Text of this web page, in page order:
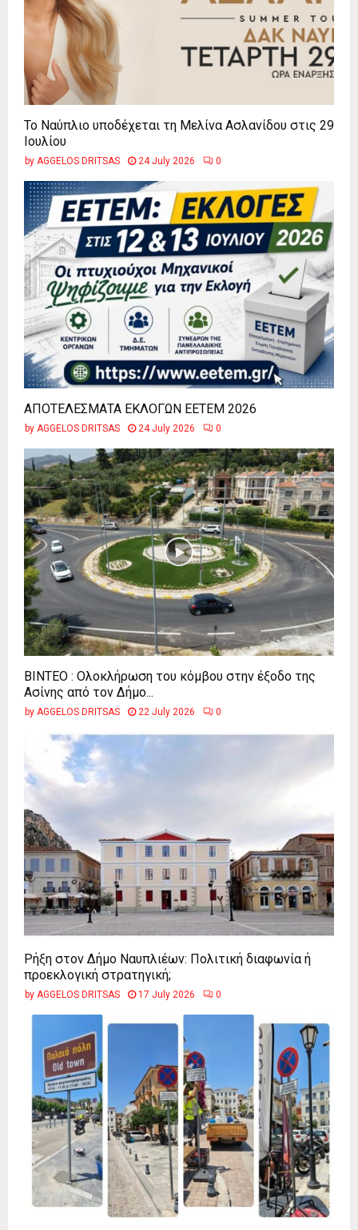
Το Ναύπλιο υποδέχεται τη Μελίνα Ασλανίδου στις 29
Ιουλίου
by AGGELOS DRITSAS 24 July 2026 0
ΑΠΟΤΕΛΕΣΜΑΤΑ ΕΚΛΟΓΩΝ ΕΕΤΕΜ 2026
by AGGELOS DRITSAS 24 July 2026 0
ΒΙΝΤΕΟ : Ολοκλήρωση του κόμβου στην έξοδο της
Ασίνης από τον Δήμο...
by AGGELOS DRITSAS 22 July 2026 0
Ρήξη στον Δήμο Ναυπλιέων: Πολιτική διαφωνία ή
προεκλογική στρατηγική;
by AGGELOS DRITSAS 17 July 2026 0